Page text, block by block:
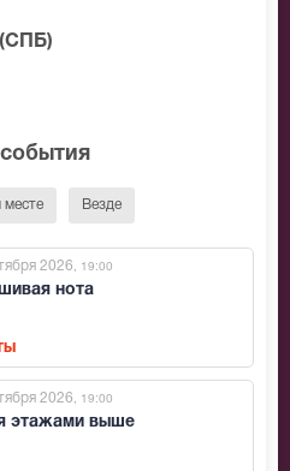
(СПБ)
месте Везде
нота
2026 , 19:00
этажами выше
2026 , 19:00